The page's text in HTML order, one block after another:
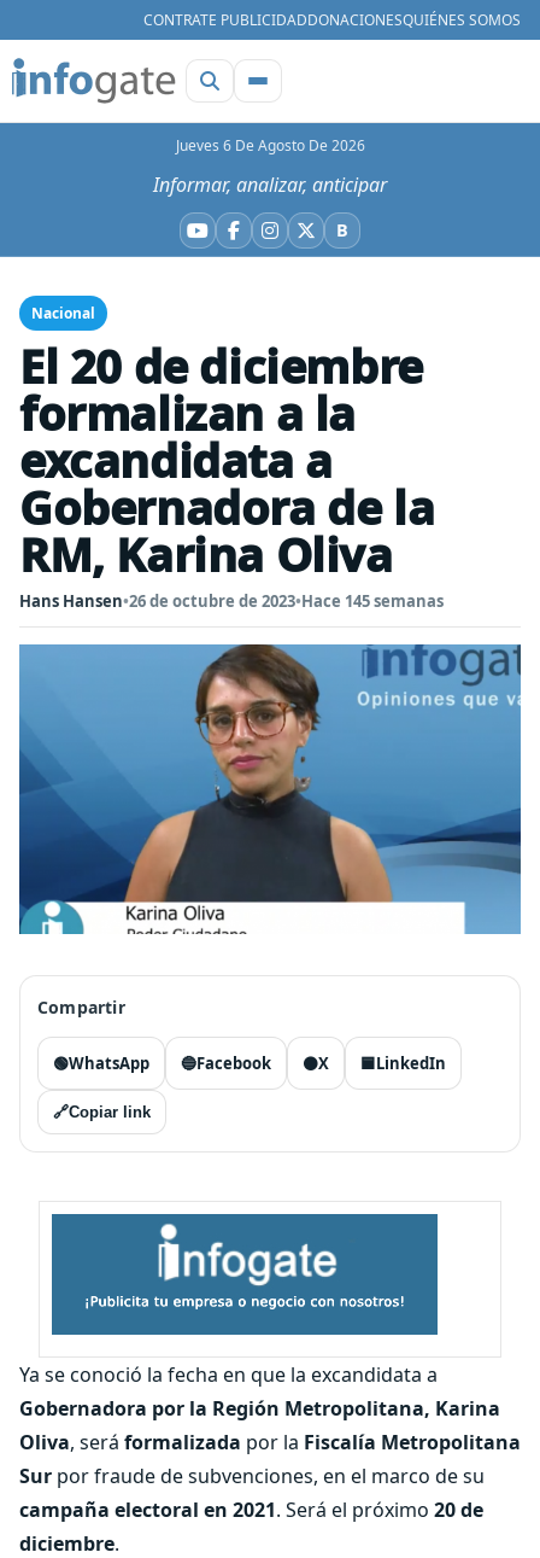
CONTRATE PUBLICIDADDONACIONESQUIÉNES SOMOS
Jueves 6 De Agosto De 2026
Informar, analizar, anticipar
YouTube
Facebook
Instagram
X BBluesky
Nacional
El 20 de diciembre
formalizan a la
excandidata a
Gobernadora de la
RM, Karina Oliva
Hans Hansen•26 de octubre de 2023•Hace 145 semanas
Compartir
🟢WhatsApp 🔵Facebook ⚫X 🟦LinkedIn
🔗Copiar link
Ya se conoció la fecha en que la excandidata a
Gobernadora por la Región Metropolitana, Karina
Oliva, será formalizada por la Fiscalía Metropolitana
Sur por fraude de subvenciones, en el marco de su
campaña electoral en 2021. Será el próximo 20 de
diciembre.